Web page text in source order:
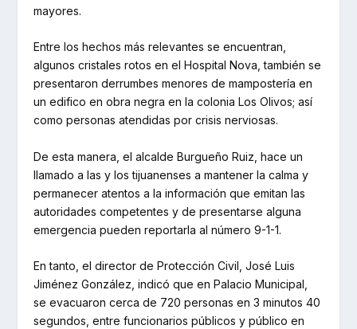
mayores.
Entre los hechos más relevantes se encuentran,
algunos cristales rotos en el Hospital Nova, también se
presentaron derrumbes menores de mampostería en
un edifico en obra negra en la colonia Los Olivos; así
como personas atendidas por crisis nerviosas.
De esta manera, el alcalde Burgueño Ruiz, hace un
llamado a las y los tijuanenses a mantener la calma y
permanecer atentos a la información que emitan las
autoridades competentes y de presentarse alguna
emergencia pueden reportarla al número 9-1-1.
En tanto, el director de Protección Civil, José Luis
Jiménez González, indicó que en Palacio Municipal,
se evacuaron cerca de 720 personas en 3 minutos 40
segundos, entre funcionarios públicos y público en